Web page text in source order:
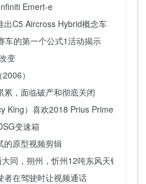
Emert-e
出C5 Aircross Hybrid概念车
车的第一个公式1活动揭示
变
）
累，面临破产和彻底关闭
King）喜欢2018 Prius Prime插电式
变速箱
的原型视频剪辑
同，朔州，忻州12吨东风天锦抑尘车
者在驾驶时让视频通话